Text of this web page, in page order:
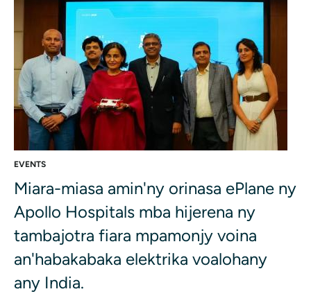
EVENTS
Miara-miasa amin'ny orinasa ePlane ny
Apollo Hospitals mba hijerena ny
tambajotra fiara mpamonjy voina
an'habakabaka elektrika voalohany
any India.